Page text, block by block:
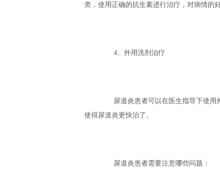
类，使用正确的抗生素进行治疗，对病情的
4、外用洗剂治疗
尿道炎患者可以在医生指导下使用
使得尿道炎更快治了。
尿道炎患者需要注意哪些问题：